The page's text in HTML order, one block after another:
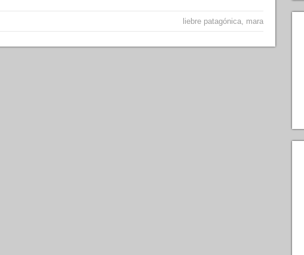
liebre patagónica, mara